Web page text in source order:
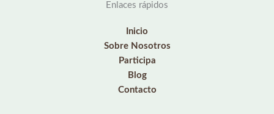
Enlaces rápidos
Inicio
Sobre Nosotros
Participa
Blog
Contacto